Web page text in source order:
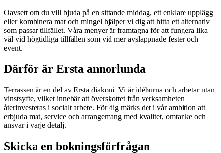
Oavsett om du vill bjuda på en sittande middag, ett enklare upplägg
eller kombinera mat och mingel hjälper vi dig att hitta ett alternativ
som passar tillfället. Våra menyer är framtagna för att fungera lika
väl vid högtidliga tillfällen som vid mer avslappnade fester och
event.
Därför är Ersta annorlunda
Terrassen är en del av Ersta diakoni. Vi är idéburna och arbetar utan
vinstsyfte, vilket innebär att överskottet från verksamheten
återinvesteras i socialt arbete. För dig märks det i vår ambition att
erbjuda mat, service och arrangemang med kvalitet, omtanke och
ansvar i varje detalj.
Skicka en bokningsförfrågan